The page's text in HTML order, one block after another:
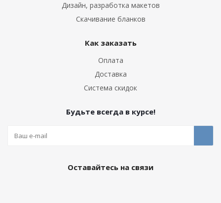
Дизайн, разработка макетов
Скачивание бланков
Как заказать
Оплата
Доставка
Система скидок
Будьте всегда в курсе!
Оставайтесь на связи